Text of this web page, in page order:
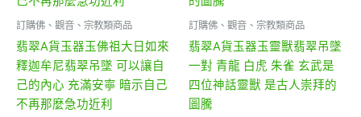
訂購佛、觀音、宗教類商品
翡翠A貨玉器玉佛祖大日如來
釋迦牟尼翡翠吊墜 可以讓自
己的內心 充滿安寧 暗示自己
不再那麼急功近利
訂購佛、觀音、宗教類商品
翡翠A貨玉器玉靈獸翡翠吊墜
一對 青龍 白虎 朱雀 玄武是
四位神話靈獸 是古人崇拜的
圖騰